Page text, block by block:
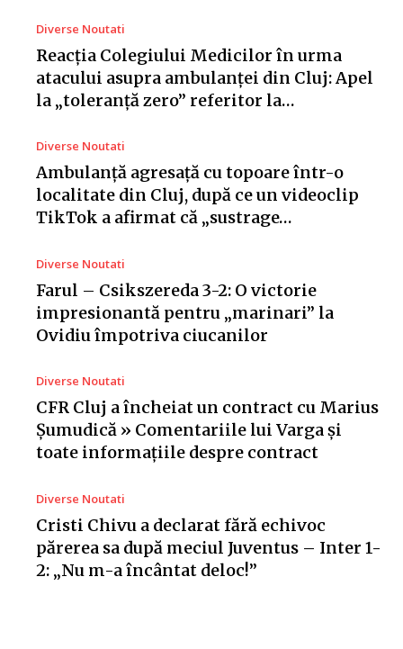
Diverse Noutati
Reacția Colegiului Medicilor în urma
atacului asupra ambulanței din Cluj: Apel
la „toleranță zero” referitor la…
Diverse Noutati
Ambulanță agresață cu topoare într-o
localitate din Cluj, după ce un videoclip
TikTok a afirmat că „sustrage…
Diverse Noutati
Farul – Csikszereda 3-2: O victorie
impresionantă pentru „marinari” la
Ovidiu împotriva ciucanilor
Diverse Noutati
CFR Cluj a încheiat un contract cu Marius
Șumudică » Comentariile lui Varga și
toate informațiile despre contract
Diverse Noutati
Cristi Chivu a declarat fără echivoc
părerea sa după meciul Juventus – Inter 1-
2: „Nu m-a încântat deloc!”